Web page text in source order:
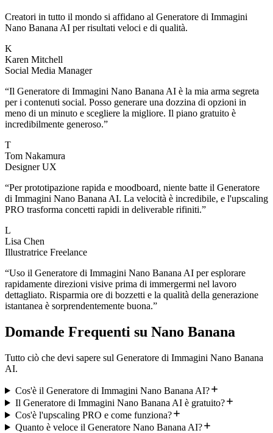
Creatori in tutto il mondo si affidano al Generatore di Immagini
Nano Banana AI per risultati veloci e di qualità.
K
Karen Mitchell
Social Media Manager
“Il Generatore di Immagini Nano Banana AI è la mia arma segreta
per i contenuti social. Posso generare una dozzina di opzioni in
meno di un minuto e scegliere la migliore. Il piano gratuito è
incredibilmente generoso.”
T
Tom Nakamura
Designer UX
“Per prototipazione rapida e moodboard, niente batte il Generatore
di Immagini Nano Banana AI. La velocità è incredibile, e l'upscaling
PRO trasforma concetti rapidi in deliverable rifiniti.”
L
Lisa Chen
Illustratrice Freelance
“Uso il Generatore di Immagini Nano Banana AI per esplorare
rapidamente direzioni visive prima di immergermi nel lavoro
dettagliato. Risparmia ore di bozzetti e la qualità della generazione
istantanea è sorprendentemente buona.”
Domande Frequenti su Nano Banana
Tutto ciò che devi sapere sul Generatore di Immagini Nano Banana
AI.
Cos'è il Generatore di Immagini Nano Banana AI?
Il Generatore di Immagini Nano Banana AI è gratuito?
Cos'è l'upscaling PRO e come funziona?
Quanto è veloce il Generatore Nano Banana AI?